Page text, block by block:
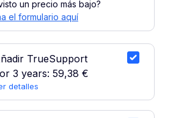
un precio más bajo?
el formulario aquí
TrueSupport
3 years: 59,38 €
detalles
TrueSupport